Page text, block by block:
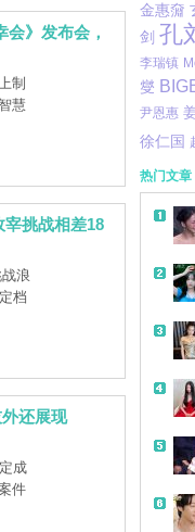
》发布会，
制
慧
宰挑战相差18
浪
档
还展现
成
件
金惠奫
剑 孔
李瑞镇
燮
尹恩惠
徐仁国
热门文章